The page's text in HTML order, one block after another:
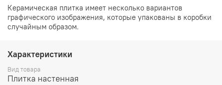
Керамическая плитка имеет несколько вариантов
графического изображения, которые упакованы в коробки
случайным образом.
Характеристики
Вид товара
Плитка настенная